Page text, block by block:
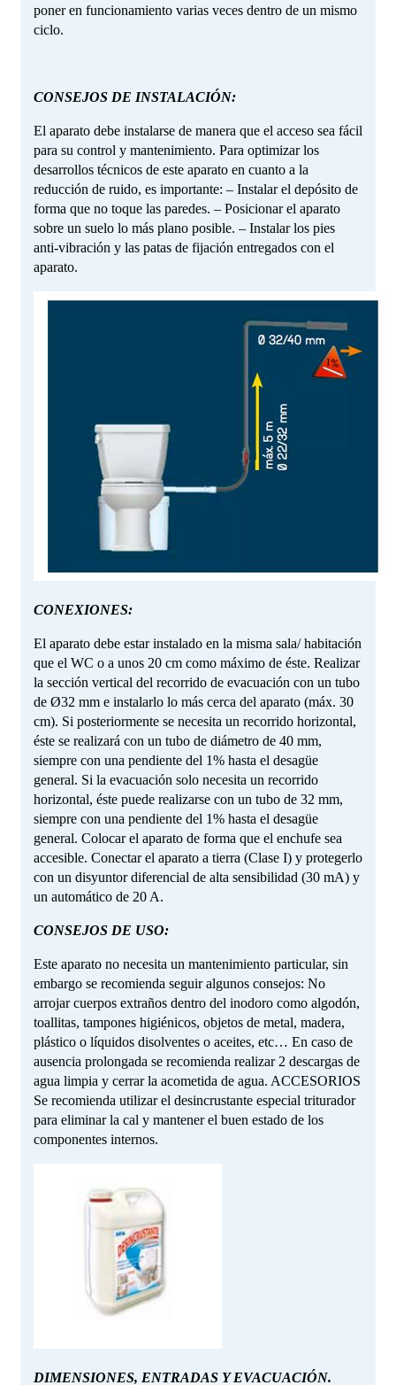
poner en funcionamiento varias veces dentro de un mismo
ciclo.
CONSEJOS DE INSTALACIÓN:
El aparato debe instalarse de manera que el acceso sea fácil
para su control y mantenimiento. Para optimizar los
desarrollos técnicos de este aparato en cuanto a la
reducción de ruido, es importante: – Instalar el depósito de
forma que no toque las paredes. – Posicionar el aparato
sobre un suelo lo más plano posible. – Instalar los pies
anti-vibración y las patas de fijación entregados con el
aparato.
CONEXIONES:
El aparato debe estar instalado en la misma sala/ habitación
que el WC o a unos 20 cm como máximo de éste. Realizar
la sección vertical del recorrido de evacuación con un tubo
de Ø32 mm e instalarlo lo más cerca del aparato (máx. 30
cm). Si posteriormente se necesita un recorrido horizontal,
éste se realizará con un tubo de diámetro de 40 mm,
siempre con una pendiente del 1% hasta el desagüe
general. Si la evacuación solo necesita un recorrido
horizontal, éste puede realizarse con un tubo de 32 mm,
siempre con una pendiente del 1% hasta el desagüe
general. Colocar el aparato de forma que el enchufe sea
accesible. Conectar el aparato a tierra (Clase I) y protegerlo
con un disyuntor diferencial de alta sensibilidad (30 mA) y
un automático de 20 A.
CONSEJOS DE USO:
Este aparato no necesita un mantenimiento particular, sin
embargo se recomienda seguir algunos consejos: No
arrojar cuerpos extraños dentro del inodoro como algodón,
toallitas, tampones higiénicos, objetos de metal, madera,
plástico o líquidos disolventes o aceites, etc… En caso de
ausencia prolongada se recomienda realizar 2 descargas de
agua limpia y cerrar la acometida de agua. ACCESORIOS
Se recomienda utilizar el desincrustante especial triturador
para eliminar la cal y mantener el buen estado de los
componentes internos.
DIMENSIONES, ENTRADAS Y EVACUACIÓN.